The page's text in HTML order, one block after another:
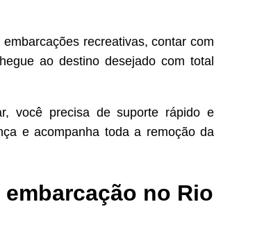
recreativas, contar com
ao destino desejado com total
você precisa de suporte rápido e
e acompanha toda a remoção da
no Rio